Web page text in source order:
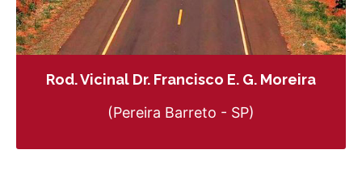
Rod. Vicinal Dr. Francisco E. G. Moreira
(Pereira Barreto - SP)